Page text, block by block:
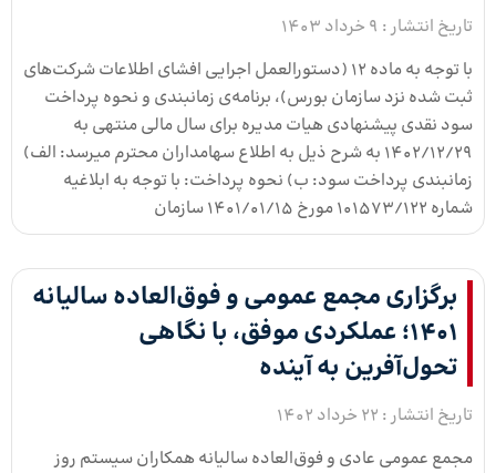
تاریخ انتشار : 9 خرداد 1403
با توجه به ماده 12 (دستورالعمل اجرایی افشای اطلاعات شرکت­‌های
ثبت شده نزد سازمان بورس)، برنامه­‌ی زمانبندی و نحوه پرداخت
سود نقدی پیشنهادی هیات مدیره برای سال مالی منتهی به
۱۴۰۲/۱۲/۲۹ به شرح ذیل به اطلاع سهامداران محترم می­رسد: الف)
زمانبندی پرداخت سود: ب) نحوه پرداخت: با توجه به ابلاغیه
شماره 101573/122 مورخ ۱۴۰۱/۰۱/۱۵ سازمان
برگزاری مجمع عمومی و فوق‌العاده سالیانه
۱۴۰۱؛ عملکردی موفق، با نگاهی
تحول‌آفرین به آینده
تاریخ انتشار : 22 خرداد 1402
مجمع عمومی عادی و فوق‌العاده سالیانه همکاران‌ سیستم روز